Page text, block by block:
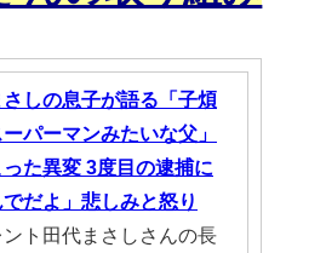
さしの息子が語る「子煩
パーマンみたいな父」
った異変 3度目の逮捕に
でだよ」悲しみと怒り
ント田代まさしさんの長